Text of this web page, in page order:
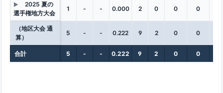
▶
2025 夏の
選手権地方大会
1 - - 0.000 2 0 0 0
（地区大会 通
算）
5 - - 0.222 9 2 0 0
合計 5 - - 0.222 9 2 0 0